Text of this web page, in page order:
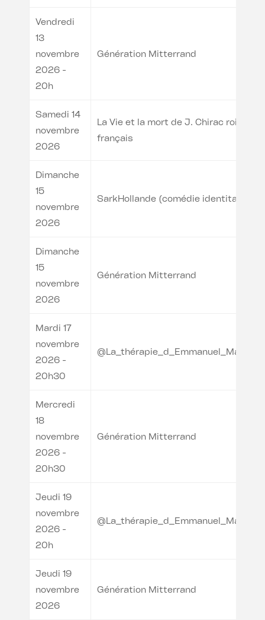
Vendredi
13
novembre
2026 -
20h
Génération Mitterrand
Samedi 14
novembre
2026
La Vie et la mort de J. Chirac roi des
français
Dimanche
15
novembre
2026
SarkHollande (comédie identitaire)
Dimanche
15
novembre
2026
Génération Mitterrand
Mardi 17
novembre
2026 -
20h30
@La_thérapie_d_Emmanuel_Macron
Mercredi
18
novembre
2026 -
20h30
Génération Mitterrand
Jeudi 19
novembre
2026 -
20h
@La_thérapie_d_Emmanuel_Macron
Jeudi 19
novembre
2026
Génération Mitterrand